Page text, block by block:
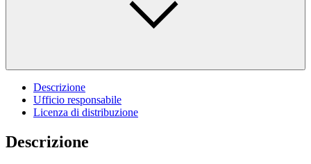
Descrizione
Ufficio responsabile
Licenza di distribuzione
Descrizione